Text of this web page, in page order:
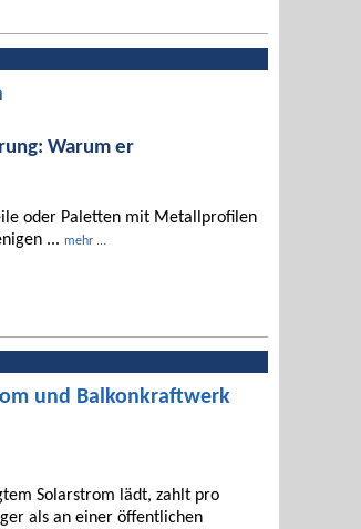
Warum er
oder Paletten mit Metallprofilen
... mehr ...
und Balkonkraftwerk
Solarstrom lädt, zahlt pro
als an einer öffentlichen